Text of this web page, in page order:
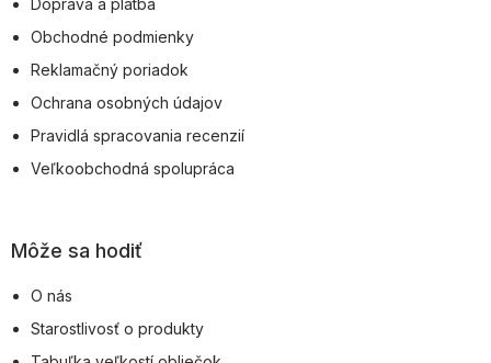
Obchodné podmienky
Reklamačný poriadok
Ochrana osobných údajov
Pravidlá spracovania recenzií
Veľkoobchodná spolupráca
Môže sa hodiť
O nás
Starostlivosť o produkty